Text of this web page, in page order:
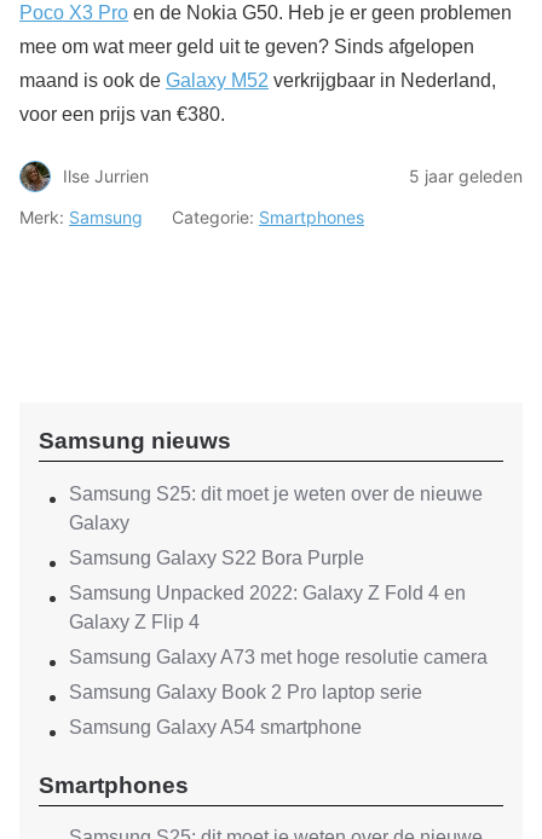
Poco X3 Pro en de Nokia G50. Heb je er geen problemen
mee om wat meer geld uit te geven? Sinds afgelopen
maand is ook de Galaxy M52 verkrijgbaar in Nederland,
voor een prijs van €380.
Ilse Jurrien
5 jaar geleden
Merk: Samsung Categorie: Smartphones
Samsung nieuws
Samsung S25: dit moet je weten over de nieuwe
Galaxy
Samsung Galaxy S22 Bora Purple
Samsung Unpacked 2022: Galaxy Z Fold 4 en
Galaxy Z Flip 4
Samsung Galaxy A73 met hoge resolutie camera
Samsung Galaxy Book 2 Pro laptop serie
Samsung Galaxy A54 smartphone
Smartphones